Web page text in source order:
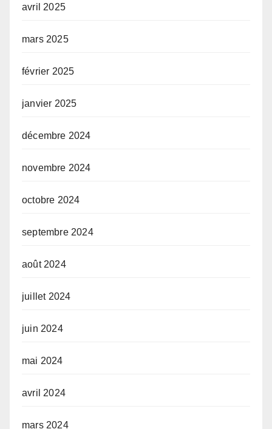
avril 2025
mars 2025
février 2025
janvier 2025
décembre 2024
novembre 2024
octobre 2024
septembre 2024
août 2024
juillet 2024
juin 2024
mai 2024
avril 2024
mars 2024